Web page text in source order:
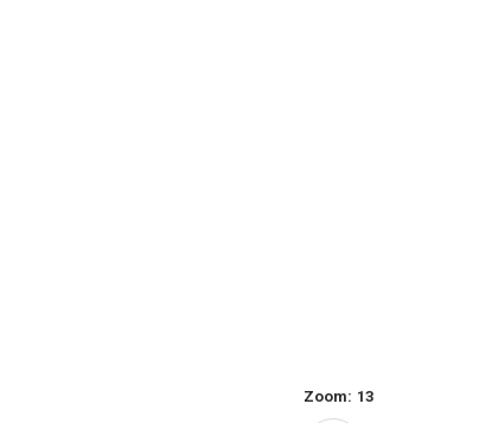
Zoom: 13